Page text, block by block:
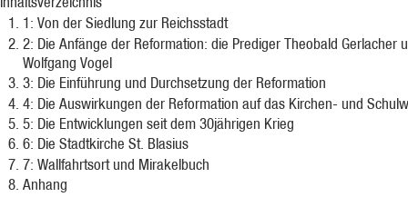
1: Von der Siedlung zur Reichsstadt
2: Die Anfänge der Reformation: die Prediger Theobald Gerlacher
Wolfgang Vogel
3: Die Einführung und Durchsetzung der Reformation
4: Die Auswirkungen der Reformation auf das Kirchen- und
5: Die Entwicklungen seit dem 30jährigen Krieg
6: Die Stadtkirche St. Blasius
7: Wallfahrtsort und Mirakelbuch
Anhang